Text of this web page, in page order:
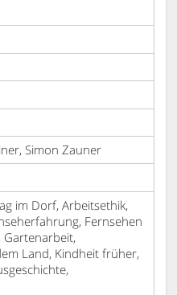
Simon Zauner
im Dorf, Arbeitsethik,
Fernsehen
Land, Kindheit früher,